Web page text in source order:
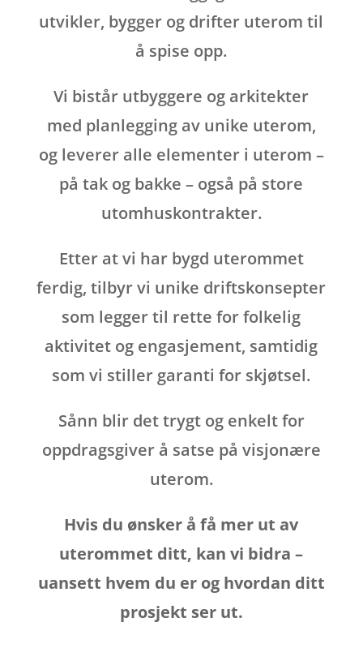
utvikler, bygger og drifter uterom til
å spise opp.
Vi bistår utbyggere og arkitekter
med planlegging av unike uterom,
og leverer alle elementer i uterom –
på tak og bakke – også på store
utomhuskontrakter.
Etter at vi har bygd uterommet
ferdig, tilbyr vi unike driftskonsepter
som legger til rette for folkelig
aktivitet og engasjement, samtidig
som vi stiller garanti for skjøtsel.
Sånn blir det trygt og enkelt for
oppdragsgiver å satse på visjonære
uterom.
Hvis du ønsker å få mer ut av
uterommet ditt, kan vi bidra –
uansett hvem du er og hvordan ditt
prosjekt ser ut.